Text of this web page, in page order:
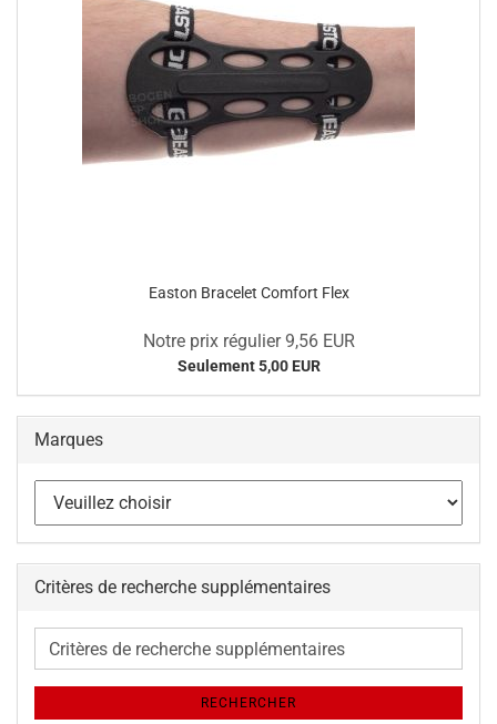
Easton Bracelet Comfort Flex
Notre prix régulier 9,56 EUR
Seulement 5,00 EUR
Marques
Critères de recherche supplémentaires
Critères
recherche
RECHERCHER